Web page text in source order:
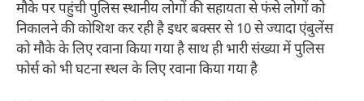
मौके पर पहुंची पुलिस स्थानीय लोगों की सहायता से फंसे लोगों को
निकालने की कोशिश कर रही है इधर बक्सर से 10 से ज्यादा एंबुलेंस
को मौके के लिए रवाना किया गया है साथ ही भारी संख्या में पुलिस
फोर्स को भी घटना स्थल के लिए रवाना किया गया है